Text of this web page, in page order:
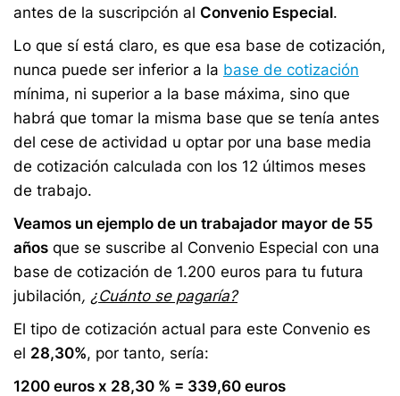
antes de la suscripción al Convenio Especial.
Lo que sí está claro, es que esa base de cotización,
nunca puede ser inferior a la base de cotización
mínima, ni superior a la base máxima, sino que
habrá que tomar la misma base que se tenía antes
del cese de actividad u optar por una base media
de cotización calculada con los 12 últimos meses
de trabajo.
Veamos un ejemplo de un trabajador mayor de 55
años que se suscribe al Convenio Especial con una
base de cotización de 1.200 euros para tu futura
jubilación, ¿Cuánto se pagaría?
El tipo de cotización actual para este Convenio es
el 28,30%, por tanto, sería:
1200 euros x 28,30 % = 339,60 euros